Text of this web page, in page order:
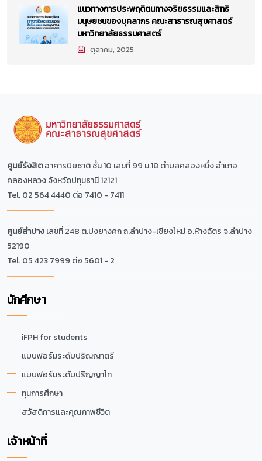
แนวทางการประพฤติตนทางจริยธรรมและสิทธิ
มนุษยชนของบุคลากร คณะสาธารณสุขศาสตร์
มหาวิทยาลัยธรรมศาสตร์
ตุลาคม, 2025
ศูนย์รังสิตอาคารปิยชาติ ชั้น 10 เลขที่ 99 ม.18 ตำบลคลองหนึ่ง อำเภอ
คลองหลวง จังหวัดปทุมธานี 12121
Tel. 02 564 4440 ต่อ 7410 - 7411
ศูนย์ลำปางเลขที่ 248 ต.ปงยางคก ถ.ลำปาง-เชียงใหม่ อ.ห้างฉัตร จ.ลำปาง
52190
Tel. 05 423 7999 ต่อ 5601 - 2
นักศึกษา
iFPH for students
แบบฟอร์มระดับปริญญาตรี
แบบฟอร์มระดับปริญญาโท
ทุนการศึกษา
สวัสดิการและคุณภาพชีวิต
เจ้าหน้าที่